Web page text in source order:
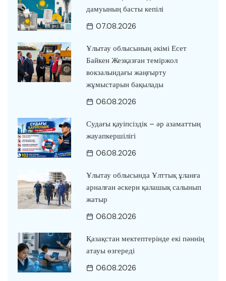
дамуының басты кепілі
07.08.2026
Ұлытау облысының әкімі Есет
Байкен Жезқазған теміржол
вокзалындағы жаңғырту
жұмыстарын бақылады
06.08.2026
Судағы қауіпсіздік – әр азаматтың
жауапкершілігі
06.08.2026
Ұлытау облысында Ұлттық ұланға
арналған әскери қалашық салынып
жатыр
06.08.2026
Қазақстан мектептерінде екі пәннің
атауы өзгереді
06.08.2026